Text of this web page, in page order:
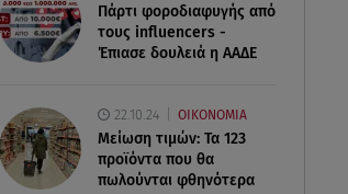
Πάρτι φοροδιαφυγής από
τους influencers -
Έπιασε δουλειά η ΑΑΔΕ
22.10.24 ΟΙΚΟΝΟΜΙΑ
Μείωση τιμών: Τα 123
προϊόντα που θα
πωλούνται φθηνότερα